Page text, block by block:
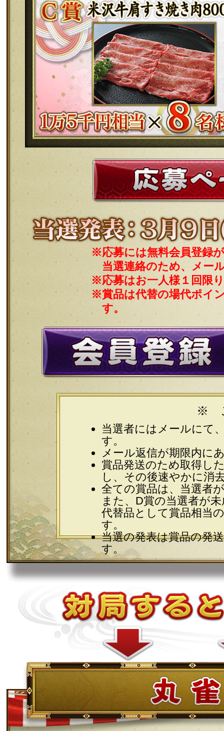
※応募には無料会員登録
当選連絡のため、メー
※応募はお一人様１回限
※賞品は代替の場代ポイ
す。
※
当選者にはメールにて
す。
メール返信が期限内に
賞品発送のため取得し
し、その後速やかに消
全ての賞品は、当選者
また、D賞の当選者が
代替品として賞品相当
す。
当選の発表は賞品の発
す。